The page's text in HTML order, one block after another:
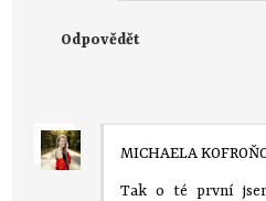
Odpovědět
MICHAELA
Tak o té první